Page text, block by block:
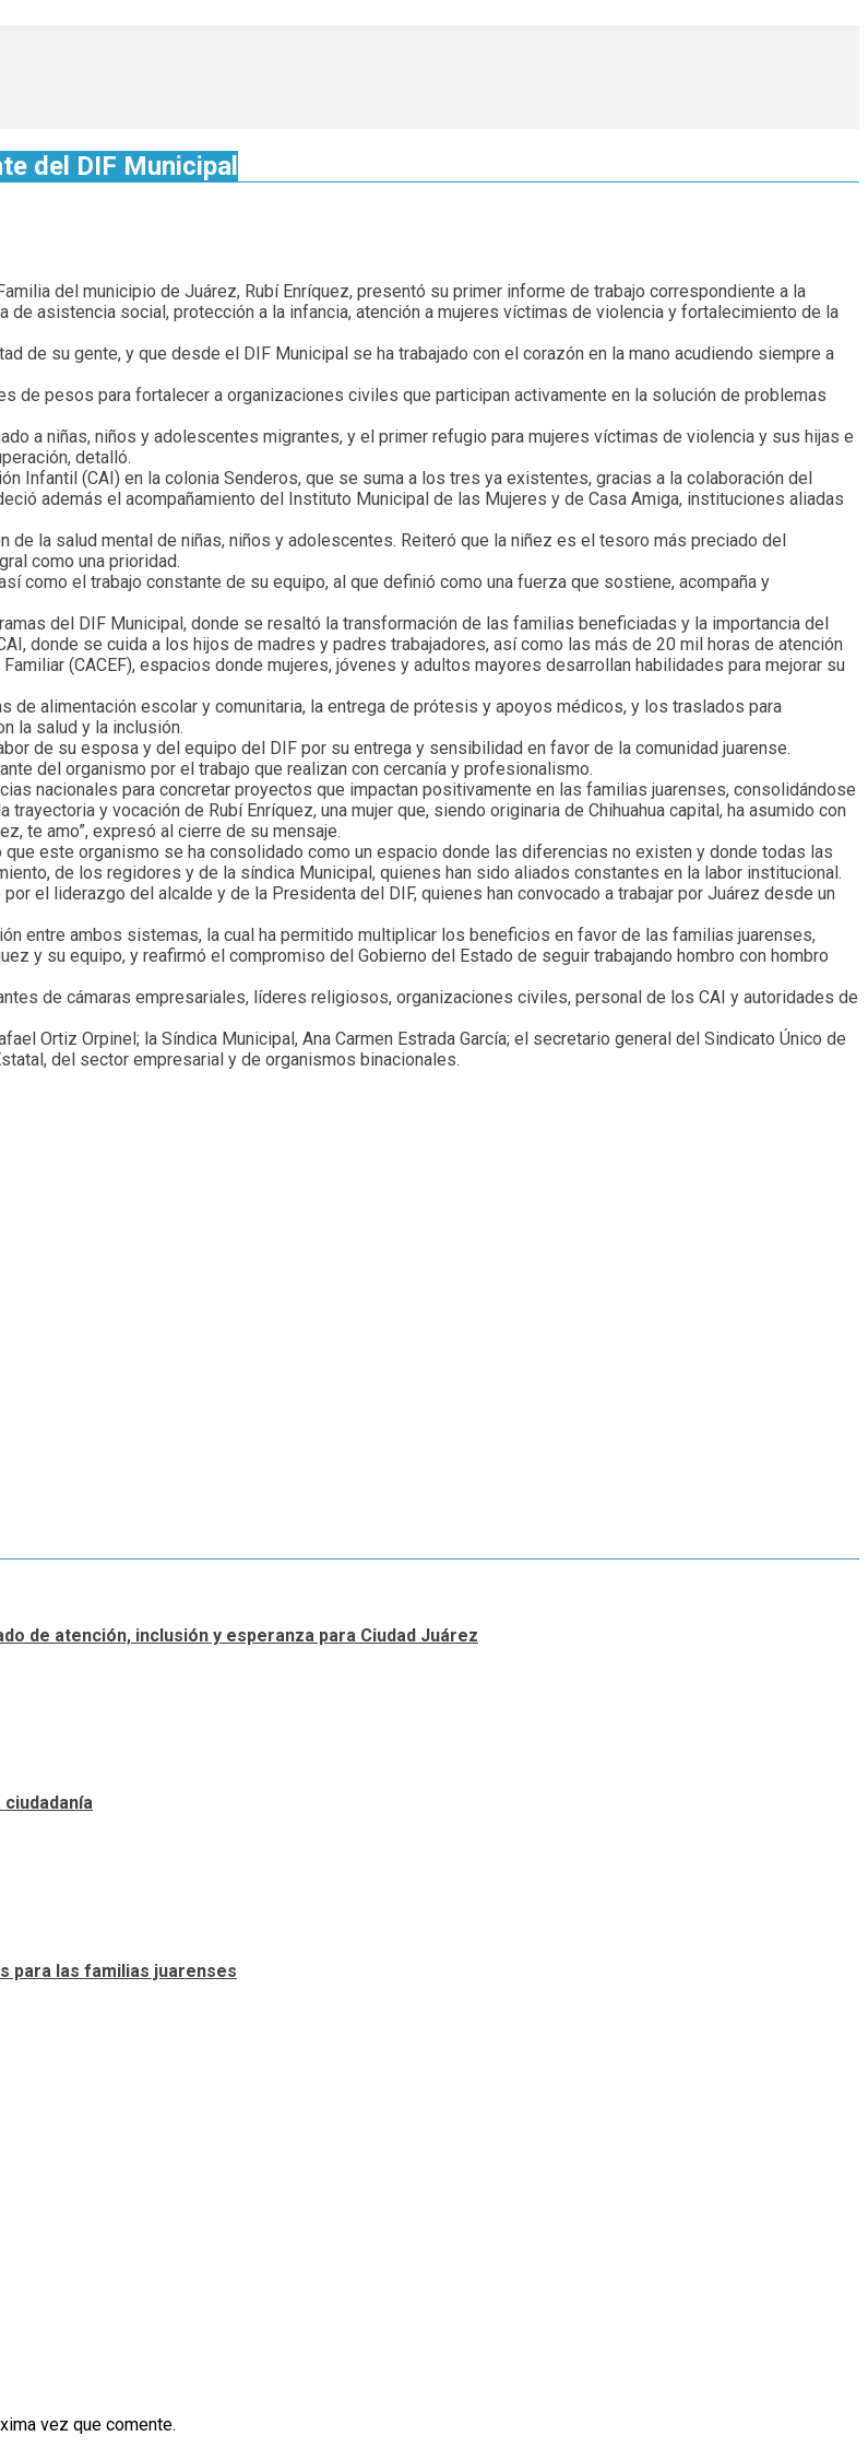
del DIF Municipal
del municipio de Juárez, Rubí Enríquez, presentó su primer informe de trabajo correspondiente a la
asistencia social, protección a la infancia, atención a mujeres víctimas de violencia y fortalecimiento de la
de su gente, y que desde el DIF Municipal se ha trabajado con el corazón en la mano acudiendo siempre a
de pesos para fortalecer a organizaciones civiles que participan activamente en la solución de problemas
a niñas, niños y adolescentes migrantes, y el primer refugio para mujeres víctimas de violencia y sus hijas e
detalló.
Infantil (CAI) en la colonia Senderos, que se suma a los tres ya existentes, gracias a la colaboración del
además el acompañamiento del Instituto Municipal de las Mujeres y de Casa Amiga, instituciones aliadas
la salud mental de niñas, niños y adolescentes. Reiteró que la niñez es el tesoro más preciado del
como una prioridad.
como el trabajo constante de su equipo, al que definió como una fuerza que sostiene, acompaña y
del DIF Municipal, donde se resaltó la transformación de las familias beneficiadas y la importancia del
donde se cuida a los hijos de madres y padres trabajadores, así como las más de 20 mil horas de atención
(CACEF), espacios donde mujeres, jóvenes y adultos mayores desarrollan habilidades para mejorar su
alimentación escolar y comunitaria, la entrega de prótesis y apoyos médicos, y los traslados para
la salud y la inclusión.
de su esposa y del equipo del DIF por su entrega y sensibilidad en favor de la comunidad juarense.
del organismo por el trabajo que realizan con cercanía y profesionalismo.
nacionales para concretar proyectos que impactan positivamente en las familias juarenses, consolidándose
y vocación de Rubí Enríquez, una mujer que, siendo originaria de Chihuahua capital, ha asumido con
te amo”, expresó al cierre de su mensaje.
este organismo se ha consolidado como un espacio donde las diferencias no existen y donde todas las
de los regidores y de la síndica Municipal, quienes han sido aliados constantes en la labor institucional.
el liderazgo del alcalde y de la Presidenta del DIF, quienes han convocado a trabajar por Juárez desde un
entre ambos sistemas, la cual ha permitido multiplicar los beneficios en favor de las familias juarenses,
y su equipo, y reafirmó el compromiso del Gobierno del Estado de seguir trabajando hombro con hombro
de cámaras empresariales, líderes religiosos, organizaciones civiles, personal de los CAI y autoridades de
Ortiz Orpinel; la Síndica Municipal, Ana Carmen Estrada García; el secretario general del Sindicato Único de
del sector empresarial y de organismos binacionales.
de atención, inclusión y esperanza para Ciudad Juárez
para las familias juarenses
vez que comente.